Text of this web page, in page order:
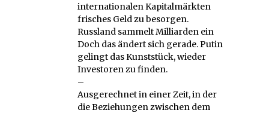
internationalen Kapitalmärkten
frisches Geld zu besorgen.
Russland sammelt Milliarden ein
Doch das ändert sich gerade. Putin
gelingt das Kunststück, wieder
Investoren zu finden.
–
Ausgerechnet in einer Zeit, in der
die Beziehungen zwischen dem